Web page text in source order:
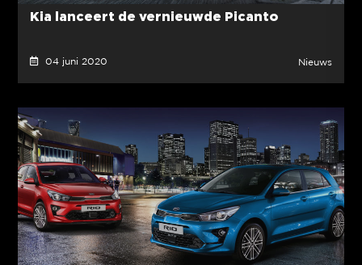
Kia lanceert de vernieuwde Picanto
04 juni 2020 Nieuws